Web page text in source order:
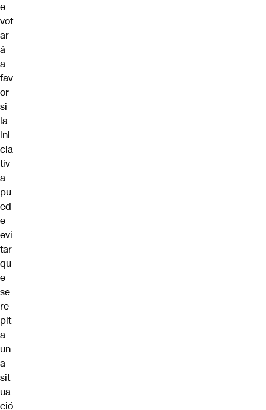
e
vot
ar
á
a
fav
or
si
la
ini
cia
tiv
a
pu
ed
e
evi
tar
qu
e
se
re
pit
a
un
a
sit
ua
ció